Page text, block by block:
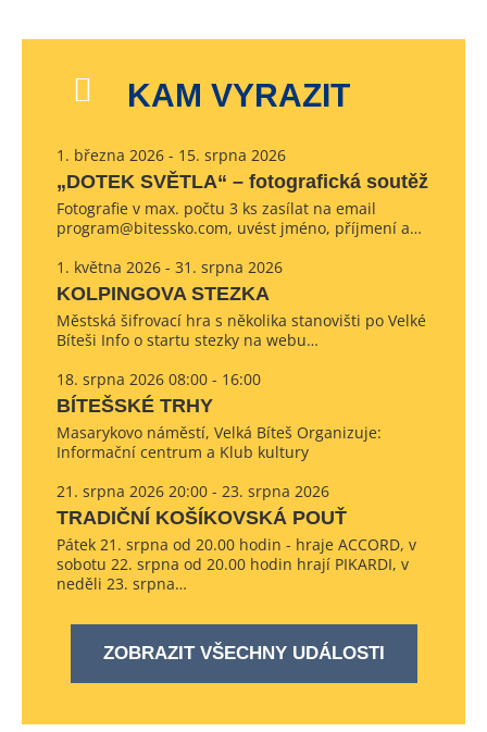
KAM VYRAZIT
1. března 2026 - 15. srpna 2026
„DOTEK SVĚTLA“ – fotografická soutěž
Fotografie v max. počtu 3 ks zasílat na email
program@bitessko.com, uvést jméno, příjmení a…
1. května 2026 - 31. srpna 2026
KOLPINGOVA STEZKA
Městská šifrovací hra s několika stanovišti po Velké
Bíteši Info o startu stezky na webu…
18. srpna 2026 08:00 - 16:00
BÍTEŠSKÉ TRHY
Masarykovo náměstí, Velká Bíteš Organizuje:
Informační centrum a Klub kultury
21. srpna 2026 20:00 - 23. srpna 2026
TRADIČNÍ KOŠÍKOVSKÁ POUŤ
Pátek 21. srpna od 20.00 hodin - hraje ACCORD, v
sobotu 22. srpna od 20.00 hodin hrají PIKARDI, v
neděli 23. srpna…
ZOBRAZIT VŠECHNY UDÁLOSTI